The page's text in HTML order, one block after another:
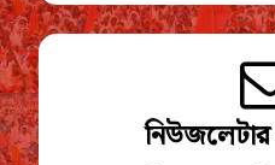
নিউজলেটার